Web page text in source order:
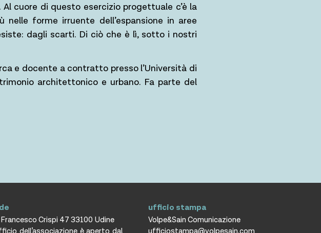
cuore di questo esercizio progettuale c’è la
forme irruente dell’espansione in aree
dagli scarti. Di ciò che è lì, sotto i nostri
e docente a contratto presso l’Università di
architettonico e urbano. Fa parte del
Crispi 47 33100 Udine
ufficio stampa
Volpe&Sain Comunicazione